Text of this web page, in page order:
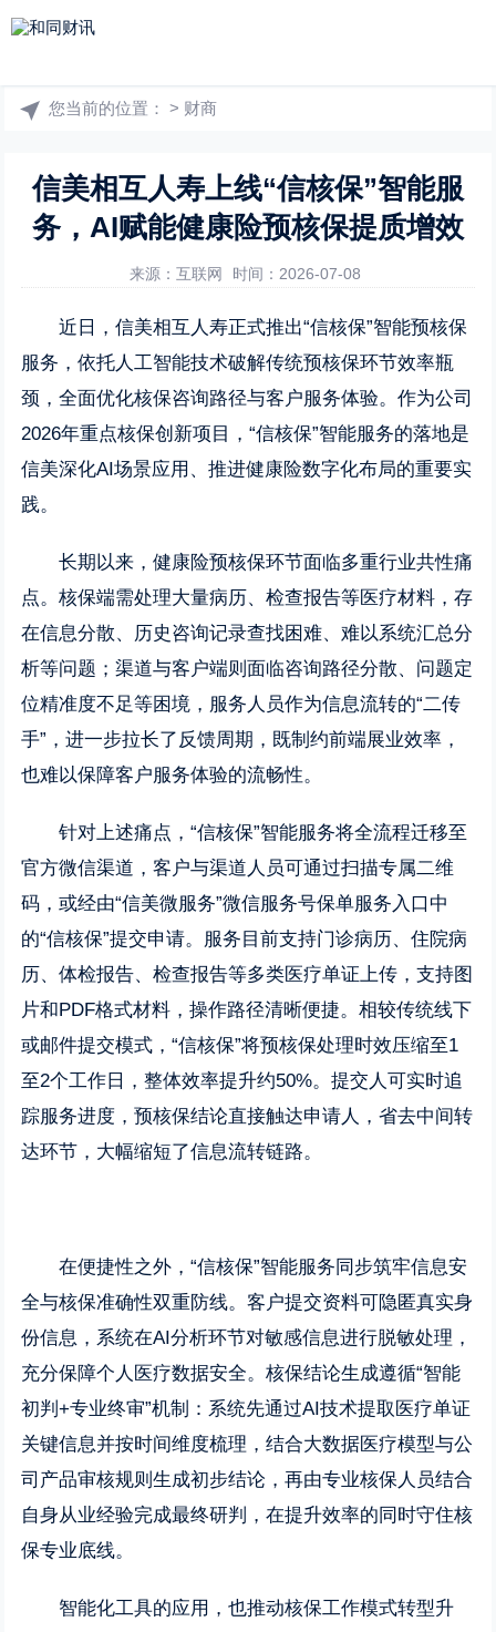
您当前的位置： > 财商
信美相互人寿上线“信核保”智能服
务，AI赋能健康险预核保提质增效
来源：互联网 时间：2026-07-08
近日，信美相互人寿正式推出“信核保”智能预核保
服务，依托人工智能技术破解传统预核保环节效率瓶
颈，全面优化核保咨询路径与客户服务体验。作为公司
2026年重点核保创新项目，“信核保”智能服务的落地是
信美深化AI场景应用、推进健康险数字化布局的重要实
践。
长期以来，健康险预核保环节面临多重行业共性痛
点。核保端需处理大量病历、检查报告等医疗材料，存
在信息分散、历史咨询记录查找困难、难以系统汇总分
析等问题；渠道与客户端则面临咨询路径分散、问题定
位精准度不足等困境，服务人员作为信息流转的“二传
手”，进一步拉长了反馈周期，既制约前端展业效率，
也难以保障客户服务体验的流畅性。
针对上述痛点，“信核保”智能服务将全流程迁移至
官方微信渠道，客户与渠道人员可通过扫描专属二维
码，或经由“信美微服务”微信服务号保单服务入口中
的“信核保”提交申请。服务目前支持门诊病历、住院病
历、体检报告、检查报告等多类医疗单证上传，支持图
片和PDF格式材料，操作路径清晰便捷。相较传统线下
或邮件提交模式，“信核保”将预核保处理时效压缩至1
至2个工作日，整体效率提升约50%。提交人可实时追
踪服务进度，预核保结论直接触达申请人，省去中间转
达环节，大幅缩短了信息流转链路。
在便捷性之外，“信核保”智能服务同步筑牢信息安
全与核保准确性双重防线。客户提交资料可隐匿真实身
份信息，系统在AI分析环节对敏感信息进行脱敏处理，
充分保障个人医疗数据安全。核保结论生成遵循“智能
初判+专业终审”机制：系统先通过AI技术提取医疗单证
关键信息并按时间维度梳理，结合大数据医疗模型与公
司产品审核规则生成初步结论，再由专业核保人员结合
自身从业经验完成最终研判，在提升效率的同时守住核
保专业底线。
智能化工具的应用，也推动核保工作模式转型升